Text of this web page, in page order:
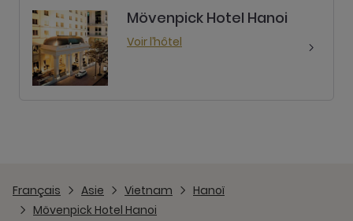
Mövenpick Hotel Hanoi
Voir l’hôtel
Français Asie Vietnam
Hanoï
Mövenpick Hotel Hanoi